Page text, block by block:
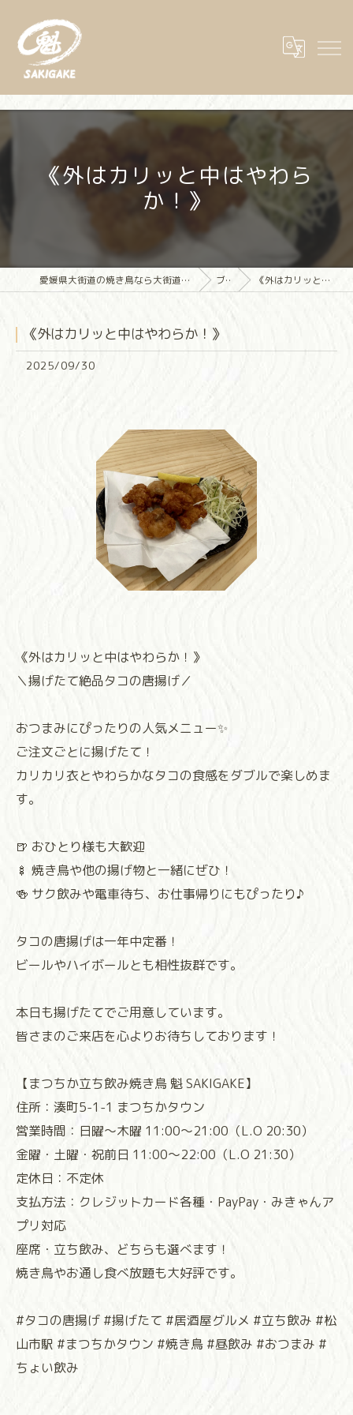
《外はカリッと中はやわら
か！》
愛媛県大街道の焼き鳥なら大街道立ち飲み焼き鳥 魁(さきがけ) ブログ 《外はカリッと中はやわらか！》
《外はカリッと中はやわらか！》
2025/09/30
《外はカリッと中はやわらか！》
＼揚げたて絶品タコの唐揚げ／
おつまみにぴったりの人気メニュー✨
ご注文ごとに揚げたて！
カリカリ衣とやわらかなタコの食感をダブルで楽しめま
す。
🍺 おひとり様も大歓迎
🍢 焼き鳥や他の揚げ物と一緒にぜひ！
🍻 サク飲みや電車待ち、お仕事帰りにもぴったり♪
タコの唐揚げは一年中定番！
ビールやハイボールとも相性抜群です。
本日も揚げたてでご用意しています。
皆さまのご来店を心よりお待ちしております！
【まつちか立ち飲み焼き鳥 魁 SAKIGAKE】
住所：湊町5-1-1 まつちかタウン
営業時間：日曜～木曜 11:00～21:00（L.O 20:30）
金曜・土曜・祝前日 11:00～22:00（L.O 21:30）
定休日：不定休
支払方法：クレジットカード各種・PayPay・みきゃんア
プリ対応
座席・立ち飲み、どちらも選べます！
焼き鳥やお通し食べ放題も大好評です。
#タコの唐揚げ #揚げたて #居酒屋グルメ #立ち飲み #松
山市駅 #まつちかタウン #焼き鳥 #昼飲み #おつまみ #
ちょい飲み